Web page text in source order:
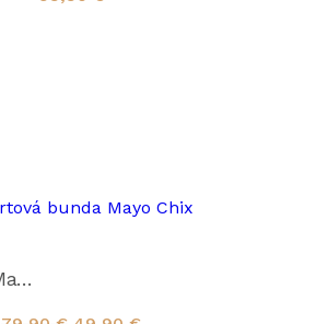
Športová bunda Mayo Chix